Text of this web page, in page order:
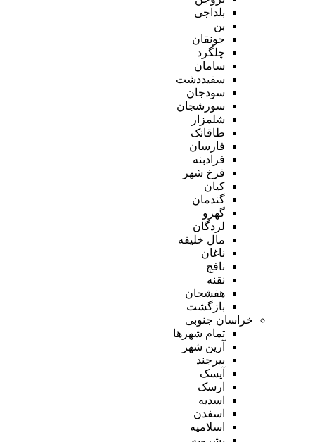
بلداجی
بن
جونقان
چلگرد
سامان
سفیددشت
سودجان
سورشجان
شلمزار
طاقانک
فارسان
فرادبنه
فرخ شهر
کیان
گندمان
گهرو
لردگان
مال خلیفه
ناغان
نافچ
نقنه
هفشجان
بازگشت
خراسان جنوبی
تمام شهر‌ها
آرین شهر
بیرجند
آیسک
ارسک
اسدیه
اسفدن
اسلامیه